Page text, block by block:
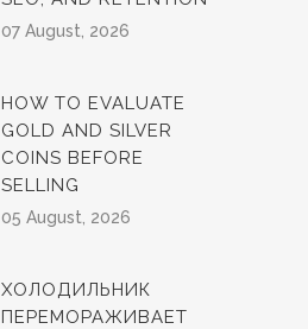
07 August, 2026
HOW TO EVALUATE
GOLD AND SILVER
COINS BEFORE
SELLING
05 August, 2026
ХОЛОДИЛЬНИК
ПЕРЕМОРАЖИВАЕТ